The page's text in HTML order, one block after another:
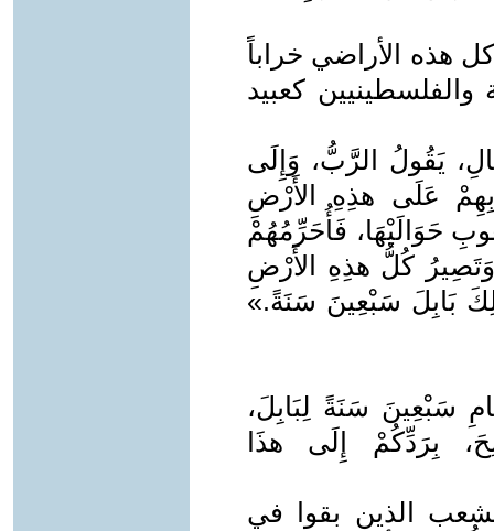
هذه الأراضي خراباً
كعبيد
يَقُولُ الرَّبُّ، وَإِلَى
عَلَى هذِهِ الأَرْضِ
حَوَالَيْهَا، فَأُحَرِّمُهُمْ
كُلُّ هذِهِ الأَرْضِ
بَابِلَ سَبْعِينَ سَنَةً.»
سَبْعِينَ سَنَةً لِبَابِلَ،
بِرَدِّكُمْ إِلَى هذَا
الشعب الذين بقوا في